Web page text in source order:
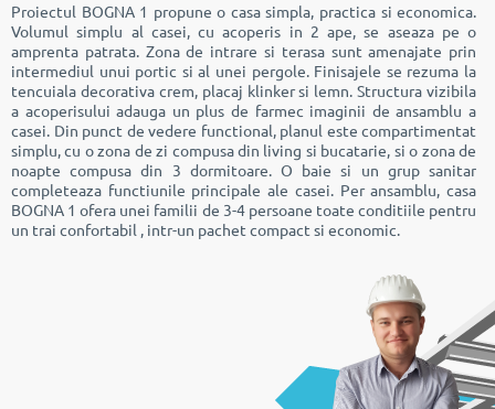
Proiectul BOGNA 1 propune o casa simpla, practica si economica.
Volumul simplu al casei, cu acoperis in 2 ape, se aseaza pe o
amprenta patrata. Zona de intrare si terasa sunt amenajate prin
intermediul unui portic si al unei pergole. Finisajele se rezuma la
tencuiala decorativa crem, placaj klinker si lemn. Structura vizibila
a acoperisului adauga un plus de farmec imaginii de ansamblu a
casei. Din punct de vedere functional, planul este compartimentat
simplu, cu o zona de zi compusa din living si bucatarie, si o zona de
noapte compusa din 3 dormitoare. O baie si un grup sanitar
completeaza functiunile principale ale casei. Per ansamblu, casa
BOGNA 1 ofera unei familii de 3-4 persoane toate conditiile pentru
un trai confortabil , intr-un pachet compact si economic.